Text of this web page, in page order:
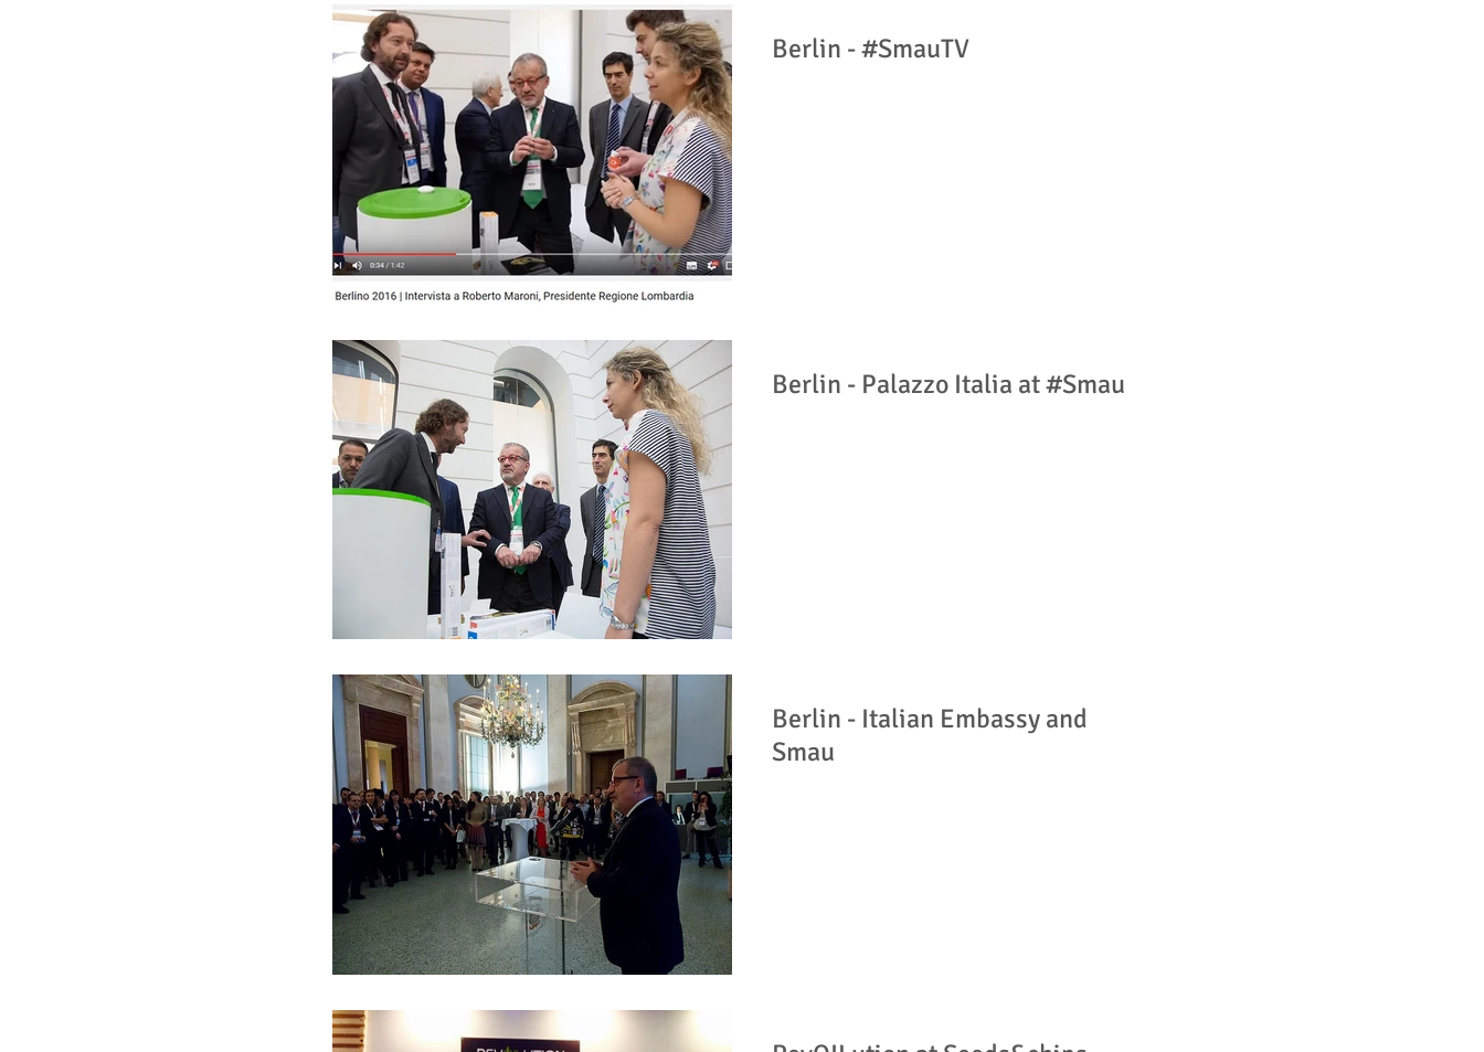
Berlin - #SmauTV
Berlin - Palazzo Italia at #Smau
Berlin - Italian Embassy and
Smau